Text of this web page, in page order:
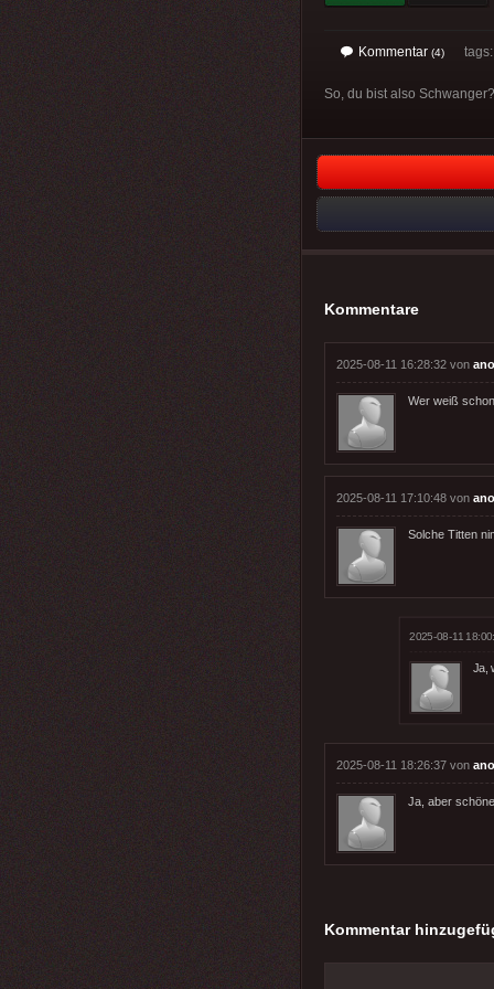
Kommentar (4)
So, du bist also
Kommentare
2025-08-11 16:28:32 von
Wer weiß
2025-08-11 17:10:48 von
Solche Titten
2025-08-11
Ja,
2025-08-11 18:26:37 von
Ja, aber
Kommentar